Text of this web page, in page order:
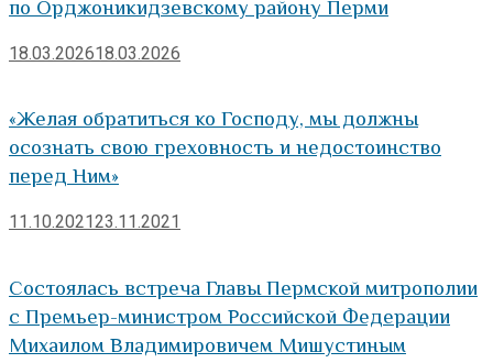
по Орджоникидзевскому району Перми
18.03.202618.03.2026
«Желая обратиться ко Господу, мы должны
осознать свою греховность и недостоинство
перед Ним»
11.10.202123.11.2021
Состоялась встреча Главы Пермской митрополии
с Премьер-министром Российской Федерации
Михаилом Владимировичем Мишустиным